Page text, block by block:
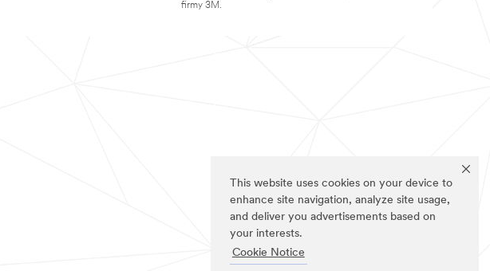
This website uses cookies on your device to
enhance site navigation, analyze site usage,
and deliver you advertisements based on
your interests.
Cookie Notice
firmy 3M.